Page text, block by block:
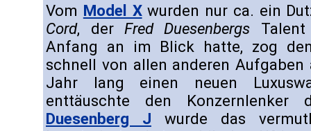
Vom Model Xwurden nur ca. ein
Cord, derFred Duesenbergs
Anfang an im Blick hatte, zog
schnell von allen anderen
Jahr lang einen neuen
enttäuschte den
Duesenberg J wurde das